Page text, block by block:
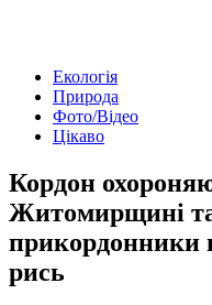
Екологія
Природа
Фото/Відео
Цікаво
Кордон
Житомирщині
прикордонники
рись